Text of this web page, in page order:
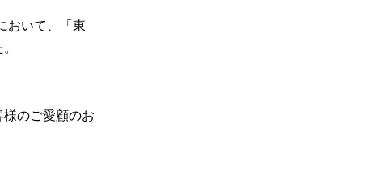
おいて、「東
のご愛顧のお